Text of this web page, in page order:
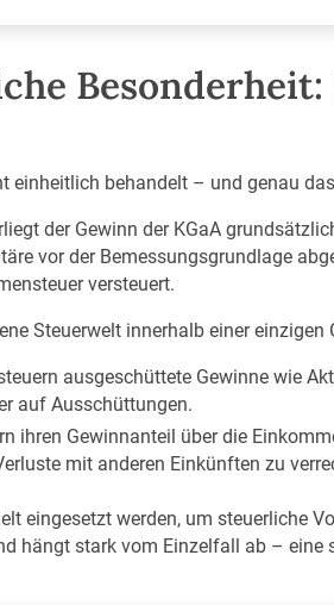
einheitlich behandelt – und genau
der Gewinn der KGaA
vor der Bemessungsgrundlage
versteuert.
Steuerwelt innerhalb einer einzigen
ausgeschüttete Gewinne wie
auf Ausschüttungen.
ihren Gewinnanteil über die
mit anderen Einkünften zu
eingesetzt werden, um steuerliche
hängt stark vom Einzelfall ab – eine